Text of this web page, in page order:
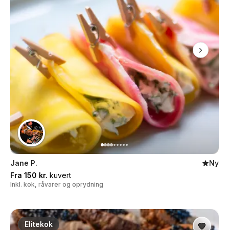
Jane P.
Ny
Fra 150 kr. kuvert
Inkl. kok, råvarer og oprydning
Elitekok